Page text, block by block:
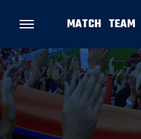
MATCH TEAM